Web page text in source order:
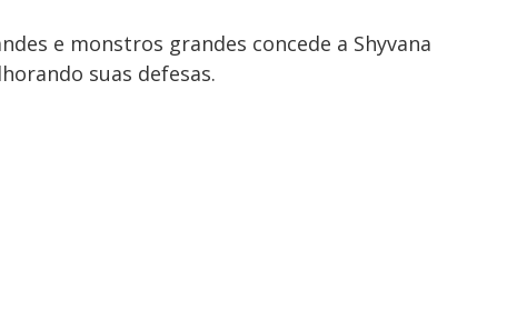
e monstros grandes concede a Shyvana
suas defesas.